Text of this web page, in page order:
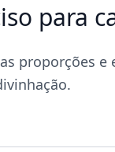
para
proporções